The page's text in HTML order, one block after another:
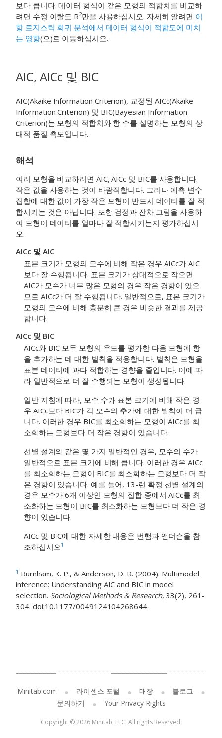
보다 큽니다. 데이터 형식이 같은 모형의 적합치를 비교하
려면 수정 이탈도 R2만을 사용하십시오. 자세히 알려면 이
항 로지스틱 회귀 분석에서 데이터 형식이 적합도에 미치
는 영향(으)로 이동하십시오.
AIC, AICc 및 BIC
AIC(Akaike Information Criterion), 교정된 AICc(Akaike
Information Criterion) 및 BIC(Bayesian Information
Criterion)는 모형의 적합치와 항 수를 설명하는 모형의 상
대적 품질 측도입니다.
해석
여러 모형을 비교하려면 AIC, AICc 및 BIC를 사용합니다.
작은 값을 사용하는 것이 바람직합니다. 그러나 예측 변수
집합에 대한 값이 가장 작은 모형이 반드시 데이터를 잘 적
합시키는 것은 아닙니다. 또한 검정과 잔차 그림을 사용하
여 모형이 데이터를 얼마나 잘 적합시키는지 평가하십시
오.
AICc 및 AIC
표본 크기가 모형의 모수에 비해 작은 경우 AICc가 AIC
보다 잘 수행됩니다. 표본 크기가 상대적으로 작으면
AIC가 모수가 너무 많은 모형의 경우 작은 경향이 있으
므로 AICc가 더 잘 수행됩니다. 일반적으로, 표본 크기가
모형의 모수에 비해 충분히 큰 경우 비슷한 결과를 제공
합니다.
AICc 및 BIC
AICc와 BIC 모두 모형의 우도를 평가한 다음 모형에 항
을 추가하는 데 대한 벌칙을 적용합니다. 벌칙은 모형을
표본 데이터에 과다 적합하는 경향을 줄입니다. 이에 따
라 일반적으로 더 잘 수행되는 모형이 생성됩니다.
일반 지침에 따라, 모수 수가 표본 크기에 비해 작은 경
우 AICc보다 BIC가 각 모수의 추가에 대한 벌칙이 더 큽
니다. 이러한 경우 BIC를 최소화하는 모형이 AICc를 최
소화하는 모형보다 더 작은 경향이 있습니다.
선별 설계와 같은 몇 가지 일반적인 경우, 모수의 수가
일반적으로 표본 크기에 비해 큽니다. 이러한 경우 AICc
를 최소화하는 모형이 BIC를 최소화하는 모형보다 더 작
은 경향이 있습니다. 예를 들어, 13-런 확정 선별 설계의
경우 모수가 6개 이상인 모형의 집합 중에서 AICc를 최
소화하는 모형이 BIC를 최소화하는 모형보다 더 작은 경
향이 있습니다.
AICc 및 BIC에 대한 자세한 내용은 번햄과 앤더슨을 참
조하십시오1
1 Burnham, K. P., & Anderson, D. R. (2004). Multimodel
inference: Understanding AIC and BIC in model
selection. Sociological Methods & Research, 33(2), 261-
304. doi:10.1177/0049124104268644
Minitab.com 라이센스 포털 매장
블로그
문의하기
Your Privacy Rights
Copyright © 2026 Minitab, LLC. All rights Reserved.